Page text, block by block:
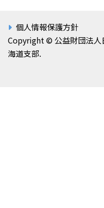
個人情報保護方針
Copyright © 公益財団法人
海道支部.